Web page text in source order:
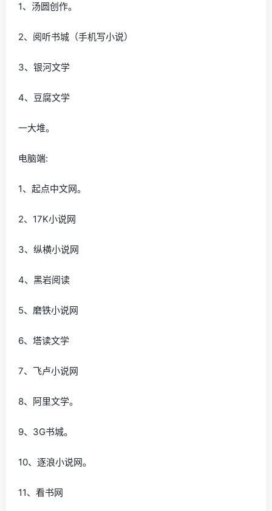
1、汤圆创作。
2、阅听书城（手机写小说）
3、银河文学
4、豆腐文学
一大堆。
电脑端:
1、起点中文网。
2、17K小说网
3、纵横小说网
4、黑岩阅读
5、磨铁小说网
6、塔读文学
7、飞卢小说网
8、阿里文学。
9、3G书城。
10、逐浪小说网。
11、看书网